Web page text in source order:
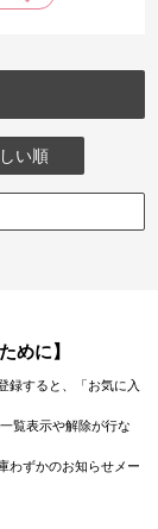
い順
めに】
録すると、「お気に入
覧表示や解除が行な
わずかのお知らせメー